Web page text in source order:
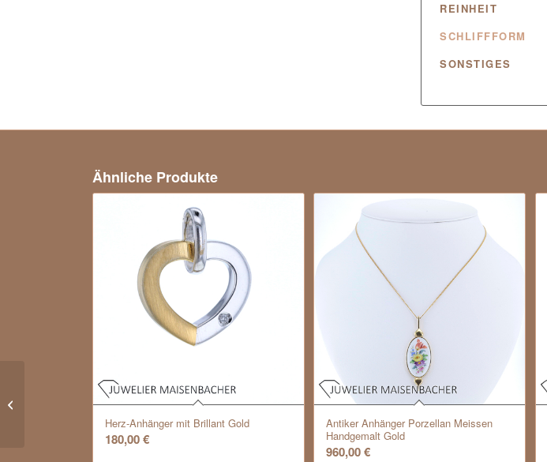
REINHEIT
SCHLIFFFORM
SONSTIGES
Ähnliche Produkte
Herz-Anhänger mit Brillant Gold
180,00€
Antiker Anhänger Porzellan Meissen
Handgemalt Gold
960,00€
Damen Brillant Ring